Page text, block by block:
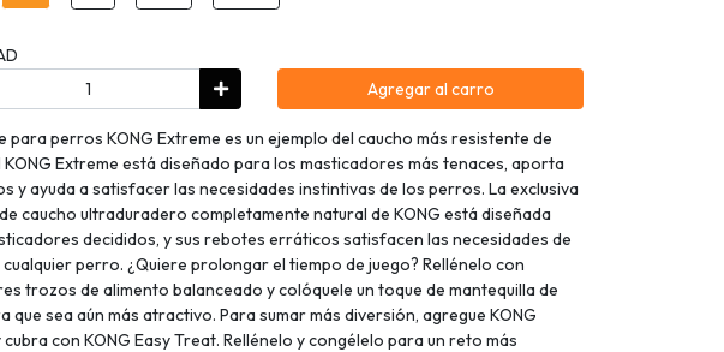
Agregar al carro
para perros KONG Extreme es un ejemplo del caucho más resistente de
KONG Extreme está diseñado para los masticadores más tenaces, aporta
y ayuda a satisfacer las necesidades instintivas de los perros. La exclusiva
caucho ultraduradero completamente natural de KONG está diseñada
decididos, y sus rebotes erráticos satisfacen las necesidades de
perro. ¿Quiere prolongar el tiempo de juego? Rellénelo con
trozos de alimento balanceado y colóquele un toque de mantequilla de
que sea aún más atractivo. Para sumar más diversión, agregue KONG
cubra con KONG Easy Treat. Rellénelo y congélelo para un reto más